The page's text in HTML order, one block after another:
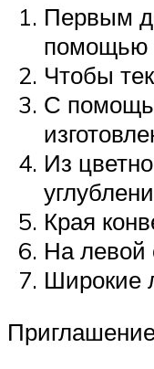
Первым
помощью
Чтобы
С
Из
Края
На левой
Широкие